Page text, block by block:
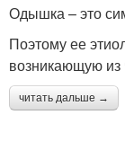
Одышка – это
Поэтому ее
возникающую из
читать дальше →